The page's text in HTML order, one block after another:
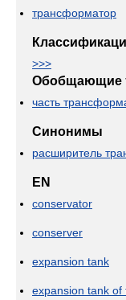
трансформатор
>>>
Обобщающие
часть
Синонимы
расширитель
EN
conservator
conserver
expansion tank
expansion tank of